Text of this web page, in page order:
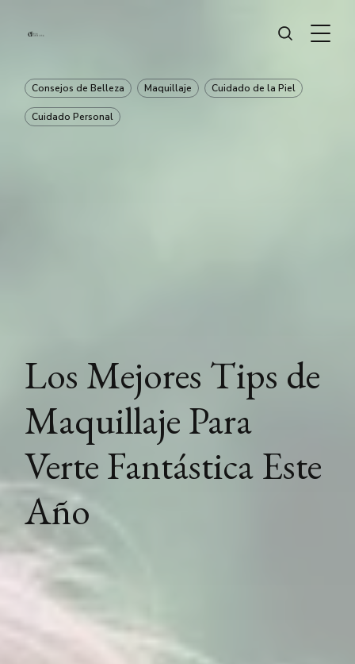
Consejos de Belleza Maquillaje Cuidado de la Piel
Cuidado Personal
Los Mejores Tips de
Maquillaje Para
Verte Fantástica Este
Año